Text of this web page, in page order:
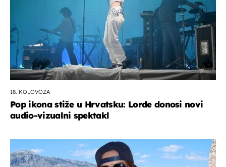
18. KOLOVOZA
Pop ikona stiže u Hrvatsku: Lorde donosi novi
audio-vizualni spektakl